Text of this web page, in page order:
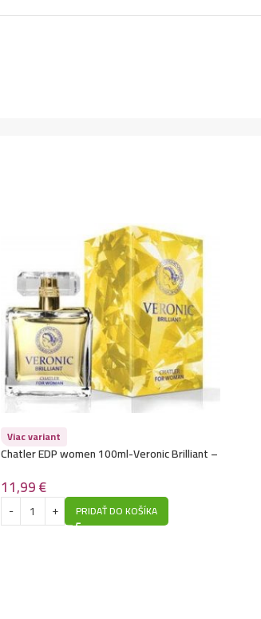
Viac variant
Chatler EDP women 100ml-Veronic Brilliant –
11,99€
PRIDAŤ DO KOŠÍKA